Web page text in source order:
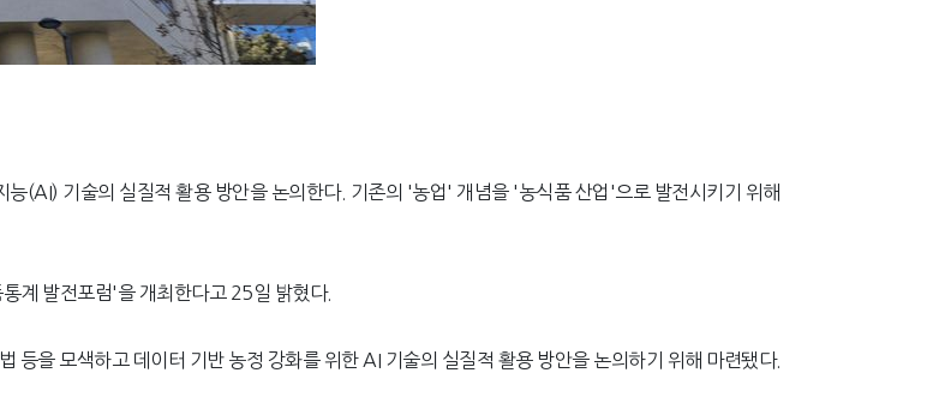
(AI) 기술의 실질적 활용 방안을 논의한다. 기존의 '농업' 개념을 '농식품 산업'으로 발전시키기 위해
계 발전포럼'을 개최한다고 25일 밝혔다.
등을 모색하고 데이터 기반 농정 강화를 위한 AI 기술의 실질적 활용 방안을 논의하기 위해 마련됐다.